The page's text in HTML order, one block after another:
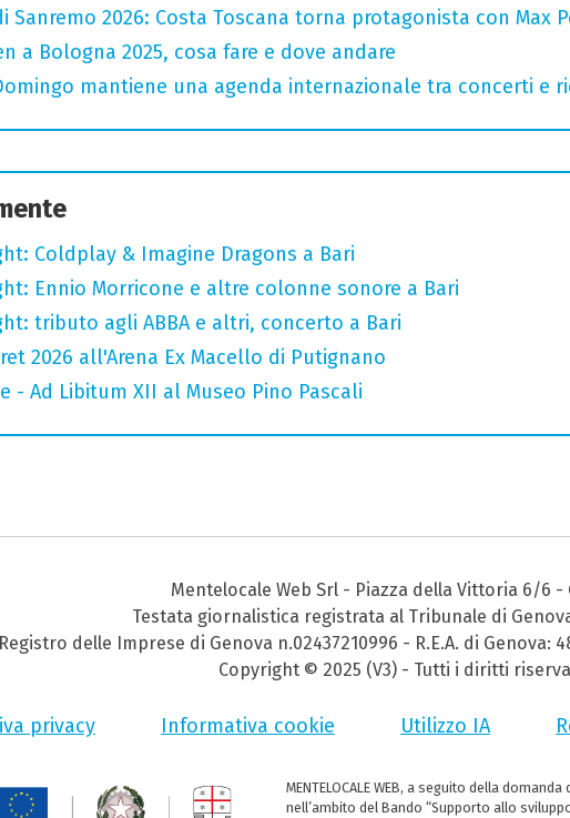
Sanremo 2026: Costa Toscana torna protagonista con Max
a Bologna 2025, cosa fare e dove andare
mantiene una agenda internazionale tra concerti e
Coldplay & Imagine Dragons a Bari
Ennio Morricone e altre colonne sonore a Bari
tributo agli ABBA e altri, concerto a Bari
2026 all'Arena Ex Macello di Putignano
- Ad Libitum XII al Museo Pino Pascali
Mentelocale Web Srl - Piazza della Vittoria 6/6 -
Testata giornalistica registrata al Tribunale di
delle Imprese di Genova n.02437210996 - R.E.A. di Genova:
Copyright © 2025 (V3) - Tutti i diritti
privacy Informativa cookie Utilizzo IA
MENTELOCALE WEB, a seguito della
nell’ambito del Bando “Supporto allo